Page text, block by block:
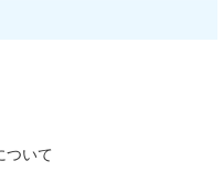
ついて